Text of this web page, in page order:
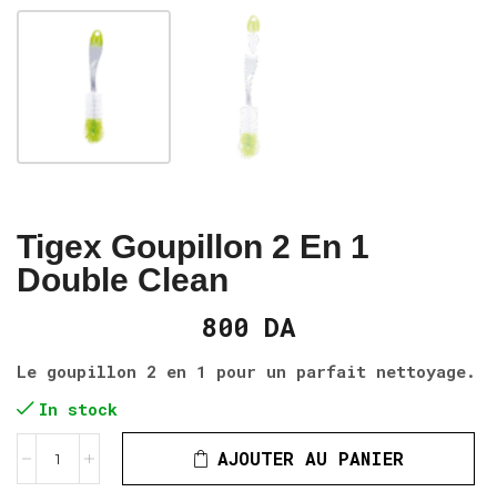
Tigex Goupillon 2 En 1
Double Clean
800 DA
Le goupillon 2 en 1 pour un parfait nettoyage.
In stock
AJOUTER AU PANIER